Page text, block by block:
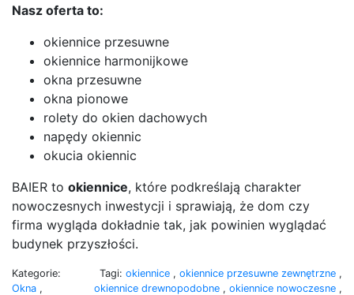
Nasz oferta to:
okiennice przesuwne
okiennice harmonijkowe
okna przesuwne
okna pionowe
rolety do okien dachowych
napędy okiennic
okucia okiennic
BAIER to okiennice, które podkreślają charakter
nowoczesnych inwestycji i sprawiają, że dom czy
firma wygląda dokładnie tak, jak powinien wyglądać
budynek przyszłości.
Kategorie:
Okna ,
Tagi: okiennice , okiennice przesuwne zewnętrzne ,
okiennice drewnopodobne , okiennice nowoczesne ,